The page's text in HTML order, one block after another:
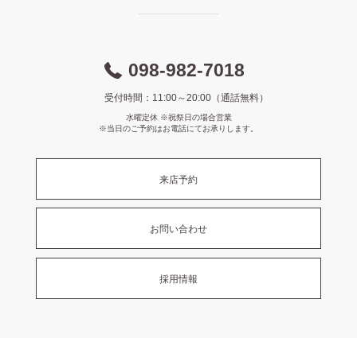
098-982-7018
受付時間：11:00～20:00（通話無料）
水曜定休 ※祝祭日の場合営業
※当日のご予約はお電話にてお承りします。
来店予約
お問い合わせ
採用情報